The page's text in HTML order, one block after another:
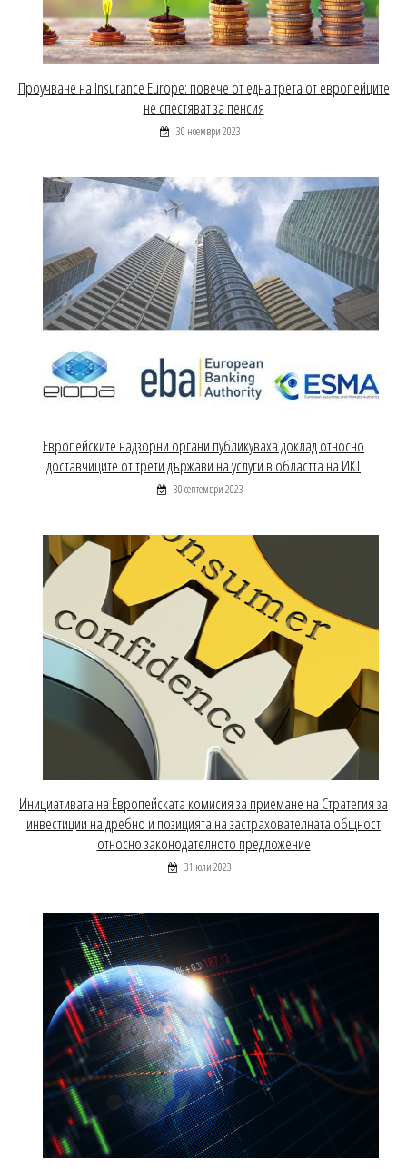
Проучване на Insurance Europe: повече от една трета от европейците
не спестяват за пенсия
30 ноември 2023
Европейските надзорни органи публикуваха доклад относно
доставчиците от трети държави на услуги в областта на ИКТ
30 септември 2023
Инициативата на Европейската комисия за приемане на Стратегия за
инвестиции на дребно и позицията на застрахователната общност
относно законодателното предложение
31 юли 2023